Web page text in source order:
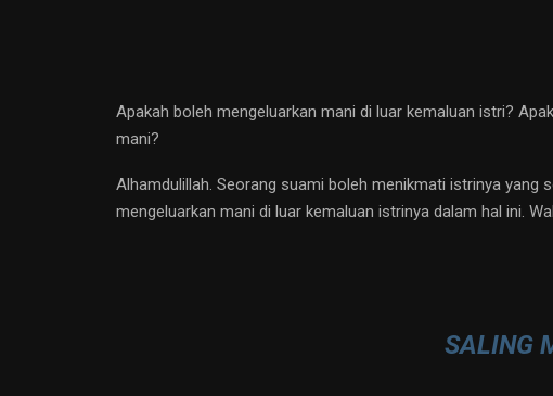
Apakah boleh mengeluarkan mani di luar kemaluan istri?
mani?
Alhamdulillah. Seorang suami boleh menikmati istrinya yang
mengeluarkan mani di luar kemaluan istrinya dalam hal ini.
SALING